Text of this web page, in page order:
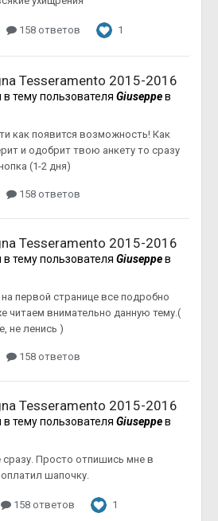
158 ответов 1
Tesseramento 2015-2016
в тему пользователя Giuseppeв
как появится возможность! Как
и одобрит твою анкету то сразу
(1-2 дня)
158 ответов
Tesseramento 2015-2016
в тему пользователя Giuseppeв
первой странице все подробно
читаем внимательно данную тему.(
не ленись )
158 ответов
Tesseramento 2015-2016
в тему пользователя Giuseppeв
Просто отпишись мне в
шапочку.
158 ответов 1